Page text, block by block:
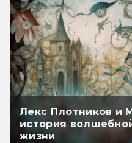
Лекс Плотников и
история
жизни